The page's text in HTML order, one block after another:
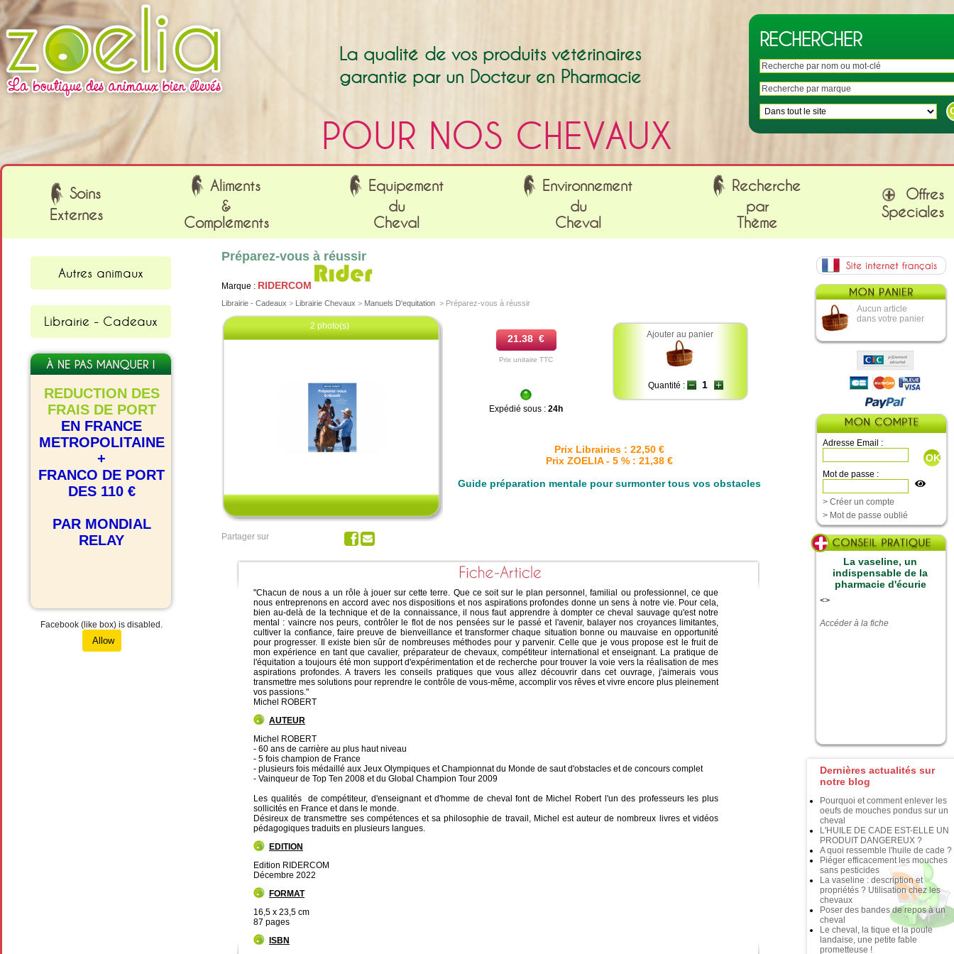
RECHERCHER
La qualité de vos produits vétérinaires
garantie par un Docteur en Pharmacie
POUR NOS CHEVAUX
Soins
Externes
Aliments
&
Compléments
Equipement
du
Cheval
Environnement
du
Cheval
Recherche
par
Thème
Offres
Spéciales
Autres animaux
Librairie - Cadeaux
REDUCTION DES
FRAIS DE PORT
EN FRANCE
METROPOLITAINE
+
FRANCO DE PORT
DES 110 €
PAR MONDIAL
RELAY
Facebook (like box) is disabled.
Allow
Préparez-vous à réussir
Marque : RIDERCOM
Librairie - Cadeaux > Librairie Chevaux > Manuels D'equitation > Préparez-vous à réussir
2 photo(s)
Partager sur
21.38 €
Prix unitaire TTC
Expédié sous : 24h
Ajouter au panier
Quantité :
Prix Librairies : 22,50 €
Prix ZOELIA - 5 % : 21,38 €
Guide préparation mentale pour surmonter tous vos obstacles
"Chacun de nous a un rôle à jouer sur cette terre. Que ce soit sur le plan personnel, familial ou professionnel, ce que
nous entreprenons en accord avec nos dispositions et nos aspirations profondes donne un sens à notre vie. Pour cela,
bien au-delà de la technique et de la connaissance, il nous faut apprendre à dompter ce cheval sauvage qu'est notre
mental : vaincre nos peurs, contrôler le flot de nos pensées sur le passé et l'avenir, balayer nos croyances limitantes,
cultiver la confiance, faire preuve de bienveillance et transformer chaque situation bonne ou mauvaise en opportunité
pour progresser. Il existe bien sûr de nombreuses méthodes pour y parvenir. Celle que je vous propose est le fruit de
mon expérience en tant que cavalier, préparateur de chevaux, compétiteur international et enseignant. La pratique de
l'équitation a toujours été mon support d'expérimentation et de recherche pour trouver la voie vers la réalisation de mes
aspirations profondes. A travers les conseils pratiques que vous allez découvrir dans cet ouvrage, j'aimerais vous
transmettre mes solutions pour reprendre le contrôle de vous-même, accomplir vos rêves et vivre encore plus pleinement
vos passions."
Michel ROBERT
AUTEUR
Michel ROBERT
- 60 ans de carrière au plus haut niveau
- 5 fois champion de France
- plusieurs fois médaillé aux Jeux Olympiques et Championnat du Monde de saut d'obstacles et de concours complet
- Vainqueur de Top Ten 2008 et du Global Champion Tour 2009
Les qualités de compétiteur, d'enseignant et d'homme de cheval font de Michel Robert l'un des professeurs les plus
sollicités en France et dans le monde.
Désireux de transmettre ses compétences et sa philosophie de travail, Michel est auteur de nombreux livres et vidéos
pédagogiques traduits en plusieurs langues.
EDITION
Edition RIDERCOM
Décembre 2022
FORMAT
16,5 x 23,5 cm
87 pages
ISBN
Aucun article
dans votre panier
Adresse Email :
Mot de passe :
> Créer un compte
> Mot de passe oublié
La vaseline, un
indispensable de la
pharmacie d'écurie
<>
Accéder à la fiche
Dernières actualités sur
notre blog
Pourquoi et comment enlever les
oeufs de mouches pondus sur un
cheval
L'HUILE DE CADE EST-ELLE UN
PRODUIT DANGEREUX ?
A quoi ressemble l'huile de cade ?
Piéger efficacement les mouches
sans pesticides
La vaseline : description et
propriétés ? Utilisation chez les
chevaux
Poser des bandes de repos à un
cheval
Le cheval, la tique et la poule
landaise, une petite fable
prometteuse !
Cookies management panel